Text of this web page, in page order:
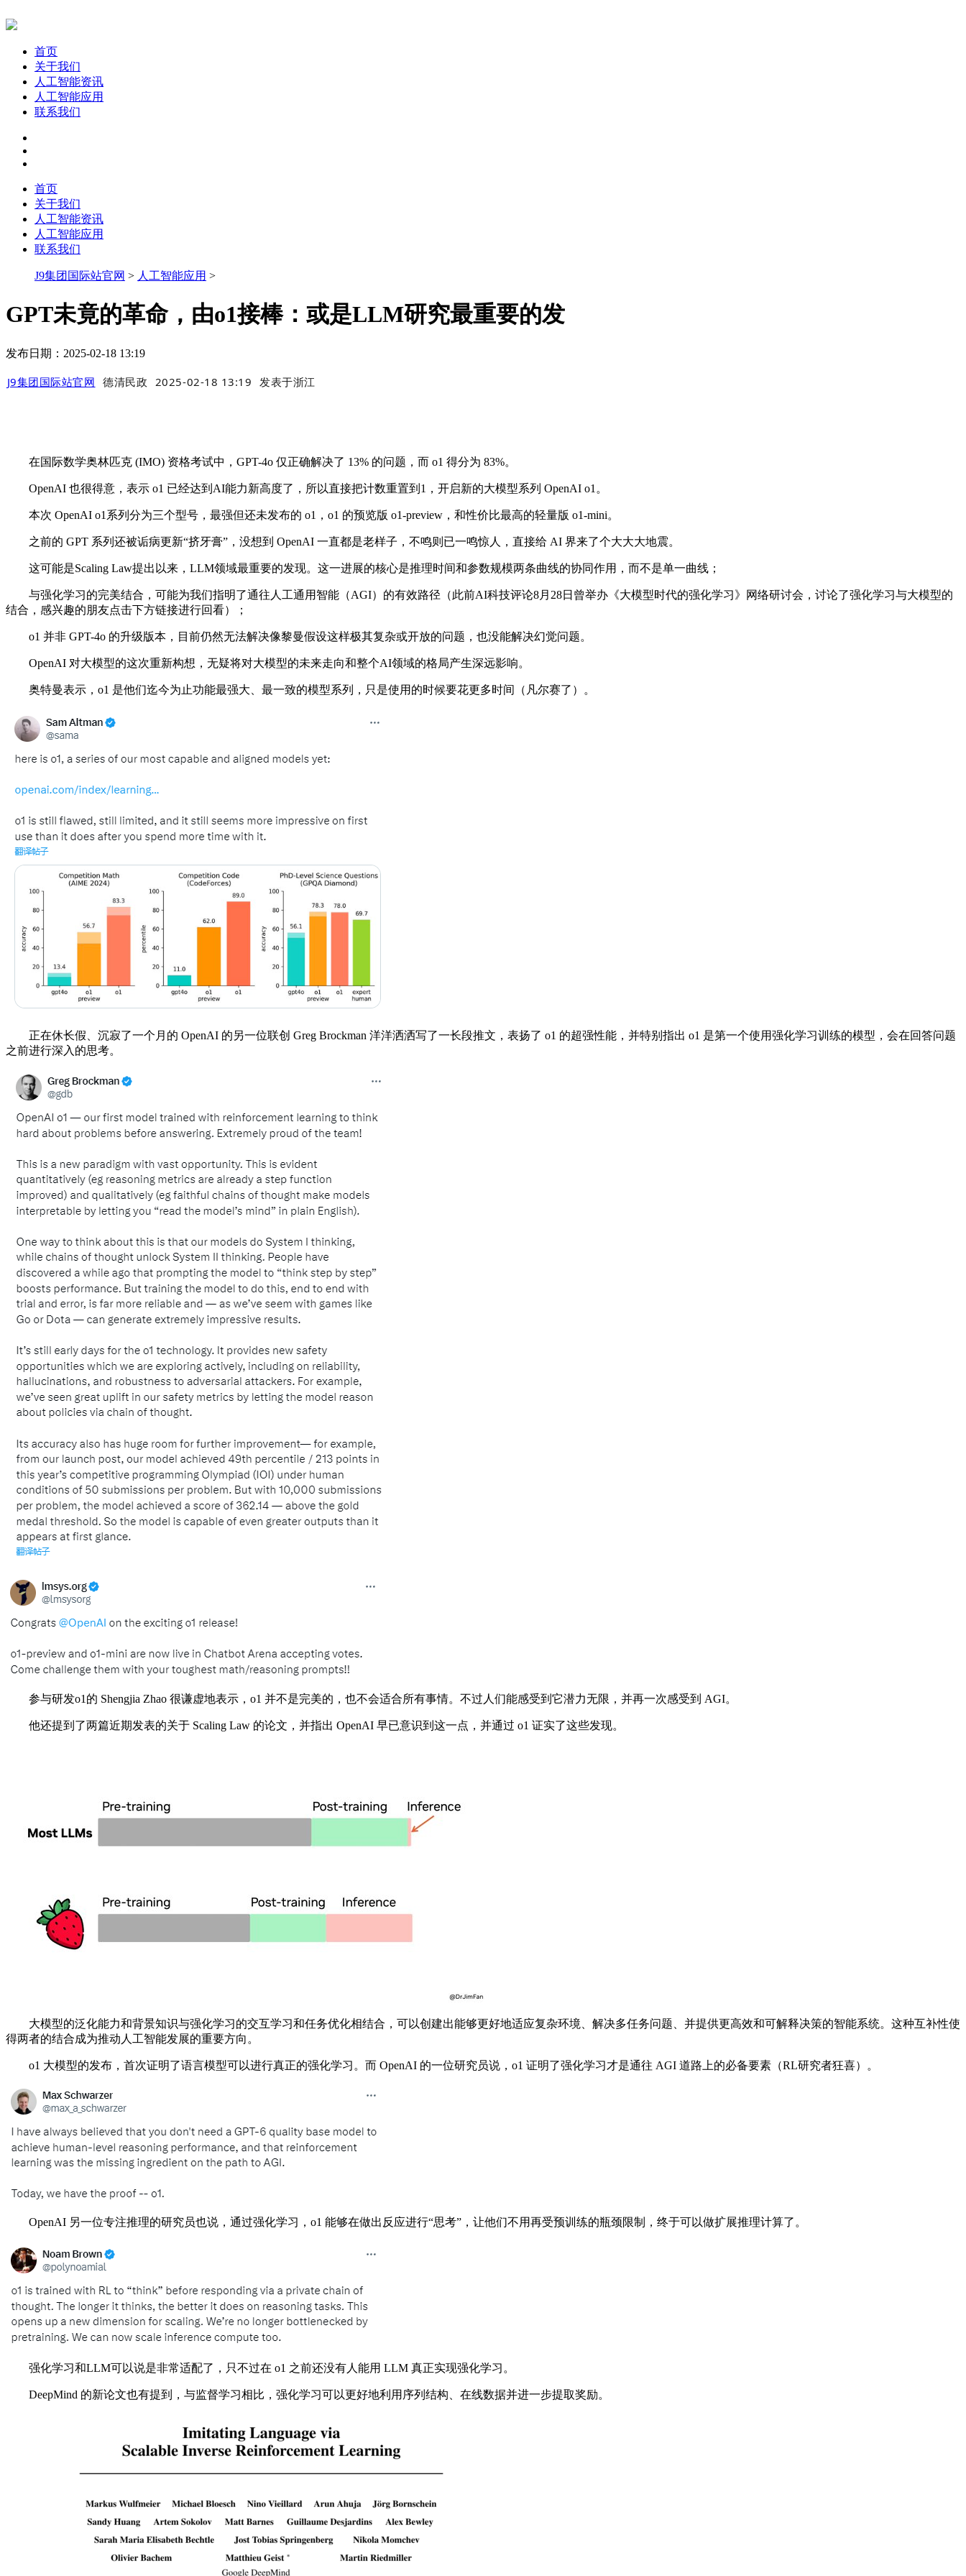
首页
关于我们
人工智能资讯
人工智能应用
联系我们
首页
关于我们
人工智能资讯
人工智能应用
联系我们
J9集团国际站官网 > 人工智能应用 >
GPT未竟的革命，由o1接棒：或是LLM研究最重要的发
发布日期：2025-02-18 13:19
J9集团国际站官网 德清民政 2025-02-18 13:19 发表于浙江
在国际数学奥林匹克 (IMO) 资格考试中，GPT-4o 仅正确解决了 13% 的问题，而 o1 得分为 83%。
OpenAI 也很得意，表示 o1 已经达到AI能力新高度了，所以直接把计数重置到1，开启新的大模型系列 OpenAI o1。
本次 OpenAI o1系列分为三个型号，最强但还未发布的 o1，o1 的预览版 o1-preview，和性价比最高的轻量版 o1-mini。
之前的 GPT 系列还被诟病更新“挤牙膏”，没想到 OpenAI 一直都是老样子，不鸣则已一鸣惊人，直接给 AI 界来了个大大大地震。
这可能是Scaling Law提出以来，LLM领域最重要的发现。这一进展的核心是推理时间和参数规模两条曲线的协同作用，而不是单一曲线；
与强化学习的完美结合，可能为我们指明了通往人工通用智能（AGI）的有效路径（此前AI科技评论8月28日曾举办《大模型时代的强化学习》网络研讨会，讨论了强化学习与大模型的
结合，感兴趣的朋友点击下方链接进行回看）；
o1 并非 GPT-4o 的升级版本，目前仍然无法解决像黎曼假设这样极其复杂或开放的问题，也没能解决幻觉问题。
OpenAI 对大模型的这次重新构想，无疑将对大模型的未来走向和整个AI领域的格局产生深远影响。
奥特曼表示，o1 是他们迄今为止功能最强大、最一致的模型系列，只是使用的时候要花更多时间（凡尔赛了）。
正在休长假、沉寂了一个月的 OpenAI 的另一位联创 Greg Brockman 洋洋洒洒写了一长段推文，表扬了 o1 的超强性能，并特别指出 o1 是第一个使用强化学习训练的模型，会在回答问题
之前进行深入的思考。
参与研发o1的 Shengjia Zhao 很谦虚地表示，o1 并不是完美的，也不会适合所有事情。不过人们能感受到它潜力无限，并再一次感受到 AGI。
他还提到了两篇近期发表的关于 Scaling Law 的论文，并指出 OpenAI 早已意识到这一点，并通过 o1 证实了这些发现。
大模型的泛化能力和背景知识与强化学习的交互学习和任务优化相结合，可以创建出能够更好地适应复杂环境、解决多任务问题、并提供更高效和可解释决策的智能系统。这种互补性使
得两者的结合成为推动人工智能发展的重要方向。
o1 大模型的发布，首次证明了语言模型可以进行真正的强化学习。而 OpenAI 的一位研究员说，o1 证明了强化学习才是通往 AGI 道路上的必备要素（RL研究者狂喜）。
OpenAI 另一位专注推理的研究员也说，通过强化学习，o1 能够在做出反应进行“思考”，让他们不用再受预训练的瓶颈限制，终于可以做扩展推理计算了。
强化学习和LLM可以说是非常适配了，只不过在 o1 之前还没有人能用 LLM 真正实现强化学习。
DeepMind 的新论文也有提到，与监督学习相比，强化学习可以更好地利用序列结构、在线数据并进一步提取奖励。